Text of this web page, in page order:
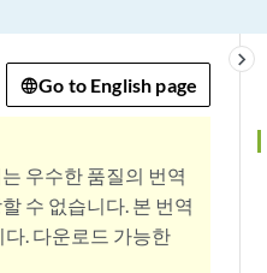
keyboard_arrow_right
Go to English page
우수한 품질의 번역
수 없습니다. 본 번역
. 다운로드 가능한